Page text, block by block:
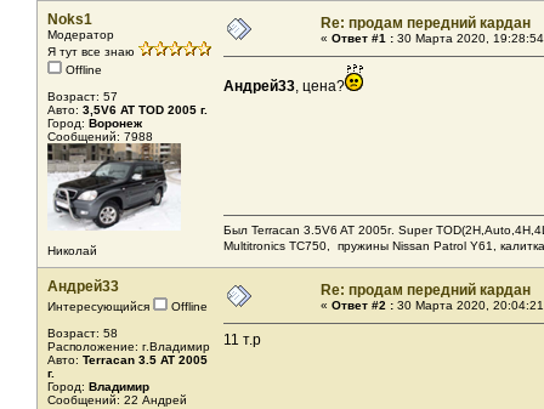
Noks1
Модератор
Я тут все знаю
Offline
Возраст: 57
Авто: 3,5V6 AT TOD 2005 г.
Город: Воронеж
Сообщений: 7988
Николай
Re: продам передний кардан
« Ответ #1 : 30 Марта 2020,
Андрей33, цена?
Был Terracan 3.5V6 AT 2005г. Super
Мultitronics TC750, пружины Nissan Patrol Y61, калитка
Андрей33
Интересующийся
Offline
Возраст: 58
Расположение: г.Владимир
Авто: Terracan 3.5 AT 2005
г.
Город: Владимир
Сообщений: 22 Андрей
Re: продам передний кардан
« Ответ #2 : 30 Марта 2020,
11 т.р